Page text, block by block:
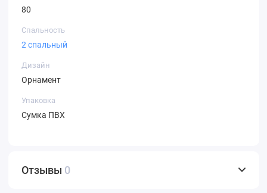
80
Спальность
2 спальный
Дизайн
Орнамент
Упаковка
Сумка ПВХ
Отзывы 0